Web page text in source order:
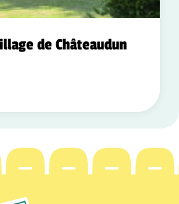
de Châteaudun